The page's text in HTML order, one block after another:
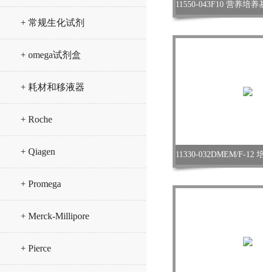
+ 常规生化试剂
+ omega试剂盒
+ 耗材和移液器
+ Roche
+ Qiagen
+ Promega
+ Merck-Millipore
+ Pierce